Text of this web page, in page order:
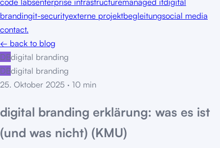
brandingit-securityexterne projektbegleitungsocial media
contact.
← back to blog
DBdigital branding
DBdigital branding
25. Oktober 2025 · 10 min
digital branding erklärung: was es ist
(und was nicht) (KMU)